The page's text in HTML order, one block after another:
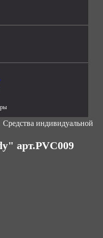
Средства индивидуальной
арт.PVC009